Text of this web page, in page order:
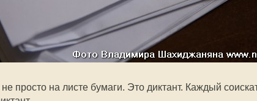
просто на листе бумаги. Это диктант. Каждый